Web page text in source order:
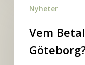
BetalarNyheter
Vem